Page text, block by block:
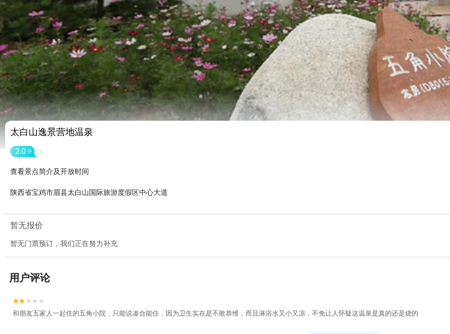
太白山逸景营地温泉
2.0 分
查看景点简介及开放时间
陕西省宝鸡市眉县太白山国际旅游度假区中心大道
暂无报价
暂无门票预订，我们正在努力补充
用户评论


和朋友五家人一起住的五角小院，只能说凑合能住，因为卫生实在是不敢恭维，而且淋浴水又小又凉，不免让人怀疑这温泉是真的还是烧的